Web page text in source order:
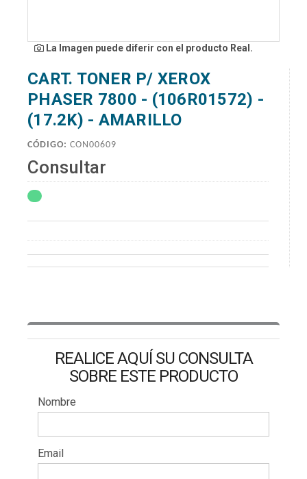
La Imagen puede diferir con el producto Real.
CART. TONER P/ XEROX
PHASER 7800 - (106R01572) -
(17.2K) - AMARILLO
CÓDIGO: CON00609
Consultar
REALICE AQUÍ SU CONSULTA
SOBRE ESTE PRODUCTO
Nombre
Email